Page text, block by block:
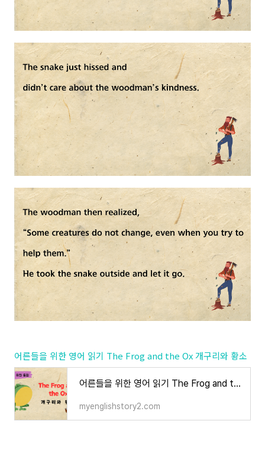
어른들을 위한 영어 읽기 The Frog and the Ox 개구리와 황소
어른들을 위한 영어 읽기 The Frog and the Ox 개구리와 황소
myenglishstory2.com